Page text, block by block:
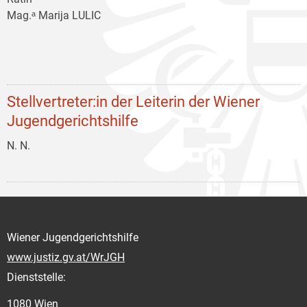
Mag.ᵃ Marija LULIC
Stellvertreter:in der Leiterin der Wiener
Jugendgerichtshilfe
N. N.
Wiener Jugendgerichtshilfe
www.justiz.gv.at/WrJGH
Dienststelle:
1080 Wien